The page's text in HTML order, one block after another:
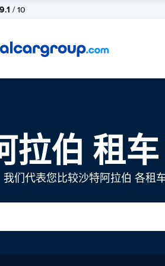
9.1 / 10
拉伯 租车
们代表您比较沙特阿拉伯 各租